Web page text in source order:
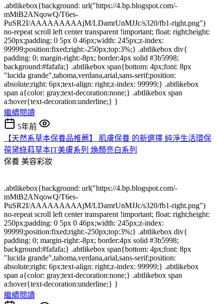
.abtlikebox{background: url("https://4.bp.blogspot.com/-
mMtB2ANqowQ/T6es-
PuSR2I/AAAAAAAAAjM/LDamrUnMJJc/s320/fb1-right.png")
no-repeat scroll left center transparent !important; float: right;height:
250px;padding: 0 5px 0 46px;width: 245px;z-index:
99999;position:fixed;right:-250px;top:3%;} .abtlikebox div{
padding: 0; margin-right:-8px; border:4px solid #3b5998;
background:#fafafa;} .abtlikebox span{bottom: 4px;font: 8px
"lucida grande",tahoma,verdana,arial,sans-serif;position:
absolute;right: 6px;text-align: right;z-index: 99999;} .abtlikebox
span a{color: gray;text-decoration:none;} .abtlikebox span
a:hover{text-decoration:underline;} }
繼續閱讀
5年前
【天然系草本保養品推薦】 肌膚保養 的新選擇 純淨生活環保
葆黛綠萪草本IT美膚系列 煥顏亮白系列
保養 美容彩妝
.abtlikebox{background: url("https://4.bp.blogspot.com/-
mMtB2ANqowQ/T6es-
PuSR2I/AAAAAAAAAjM/LDamrUnMJJc/s320/fb1-right.png")
no-repeat scroll left center transparent !important; float: right;height:
250px;padding: 0 5px 0 46px;width: 245px;z-index:
99999;position:fixed;right:-250px;top:3%;} .abtlikebox div{
padding: 0; margin-right:-8px; border:4px solid #3b5998;
background:#fafafa;} .abtlikebox span{bottom: 4px;font: 8px
"lucida grande",tahoma,verdana,arial,sans-serif;position:
absolute;right: 6px;text-align: right;z-index: 99999;} .abtlikebox
span a{color: gray;text-decoration:none;} .abtlikebox span
a:hover{text-decoration:underline;} }
繼續閱讀